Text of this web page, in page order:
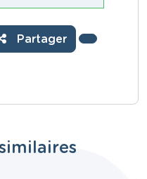
Partager